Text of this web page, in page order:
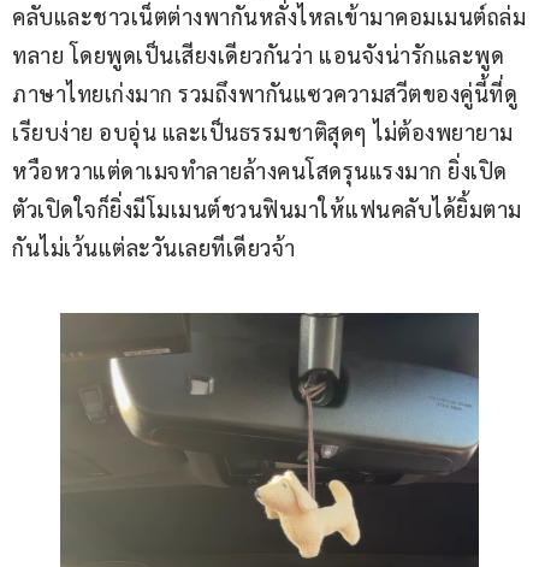
คลับและชาวเน็ตต่างพากันหลั่งไหลเข้ามาคอมเมนต์ถล่ม
ทลาย โดยพูดเป็นเสียงเดียวกันว่า แอนจังน่ารักและพูด
ภาษาไทยเก่งมาก รวมถึงพากันแซวความสวีตของคู่นี้ที่ดู
เรียบง่าย อบอุ่น และเป็นธรรมชาติสุดๆ ไม่ต้องพยายาม
หวือหวาแต่ดาเมจทำลายล้างคนโสดรุนแรงมาก ยิ่งเปิด
ตัวเปิดใจก็ยิ่งมีโมเมนต์ชวนฟินมาให้แฟนคลับได้ยิ้มตาม
กันไม่เว้นแต่ละวันเลยทีเดียวจ้า